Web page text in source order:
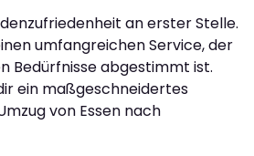
an erster Stelle.
umfangreichen Service, der
Bedürfnisse abgestimmt ist.
ein maßgeschneidertes
von Essen nach